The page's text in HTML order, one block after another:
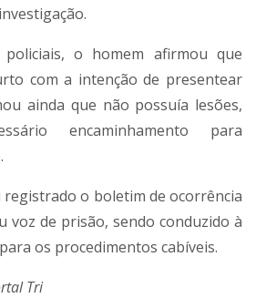
policiais, o homem afirmou que
com a intenção de presentear
ainda que não possuía lesões,
encaminhamento para
o boletim de ocorrência
voz de prisão, sendo conduzido à
os procedimentos cabíveis.
Tri